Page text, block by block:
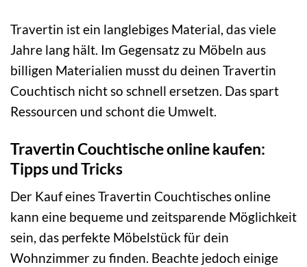
Travertin ist ein langlebiges Material, das viele
Jahre lang hält. Im Gegensatz zu Möbeln aus
billigen Materialien musst du deinen Travertin
Couchtisch nicht so schnell ersetzen. Das spart
Ressourcen und schont die Umwelt.
Travertin Couchtische online kaufen:
Tipps und Tricks
Der Kauf eines Travertin Couchtisches online
kann eine bequeme und zeitsparende Möglichkeit
sein, das perfekte Möbelstück für dein
Wohnzimmer zu finden. Beachte jedoch einige